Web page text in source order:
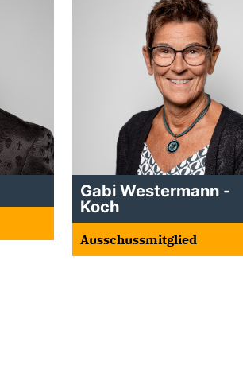
Gabi Westermann -
Koch
Ausschussmitglied